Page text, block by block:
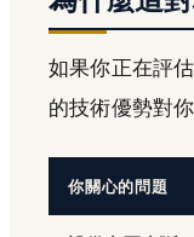
如果你正在評
的技術優勢對
你關心的問題